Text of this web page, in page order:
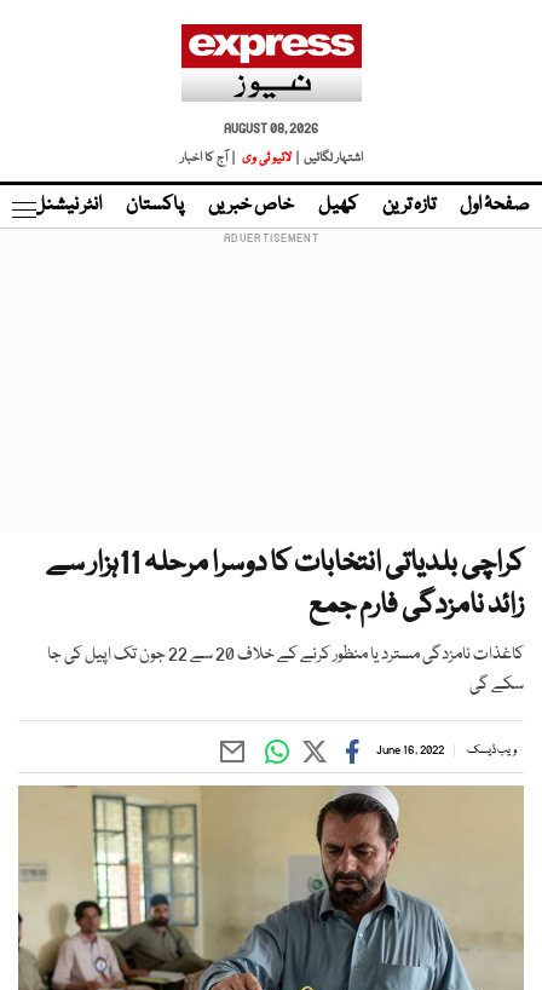
AUGUST 08, 2026
اشتہار لگائیں |
لائیو ٹی وی | آج کا اخبار
صفحۂ اول تازہ ترین کھیل خاص خبریں پاکستان انٹر نیشنل
کراچی بلدیاتی انتخابات کا دوسرا مرحلہ 11ہزار سے
زائد نامزدگی فارم جمع
کاغذات نامزدگی مسترد یا منظور کرنے کے خلاف 20 سے 22 جون تک اپیل کی جا
سکے گی
ویب ڈیسک June 16, 2022